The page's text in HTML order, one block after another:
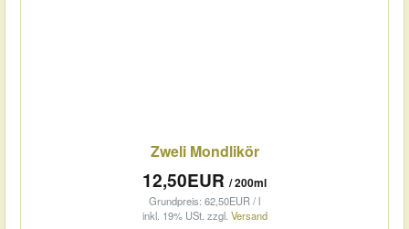
Zweli Mondlikör
12,50EUR / 200ml
Grundpreis: 62,50EUR / l
inkl. 19% USt. zzgl. Versand